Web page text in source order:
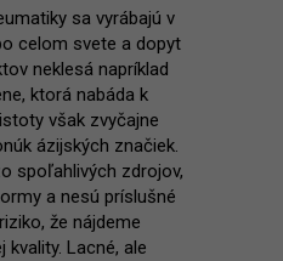
sa vyrábajú v
celom svete a dopyt
neklesá napríklad
ktorá nabáda k
však zvyčajne
ázijských značiek.
spoľahlivých zdrojov,
a nesú príslušné
že nájdeme
kvality. Lacné, ale